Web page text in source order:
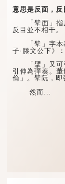
意思是反面，反
「擘面」指反
反目並不相干。
「擘」字本義
子·滕文公下》
「擘」又可引
引伸為彈奏。
倫」。擘阮，即
然而...